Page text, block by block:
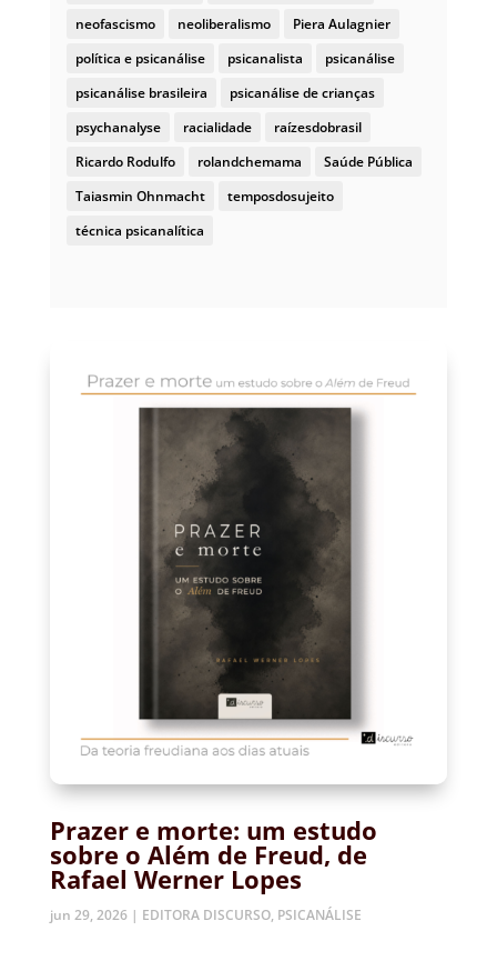
neofascismo
neoliberalismo
Piera Aulagnier
política e psicanálise
psicanalista
psicanálise
psicanálise brasileira
psicanálise de crianças
psychanalyse
racialidade
raízesdobrasil
Ricardo Rodulfo
rolandchemama
Saúde Pública
Taiasmin Ohnmacht
temposdosujeito
técnica psicanalítica
Prazer e morte: um estudo
sobre o Além de Freud, de
Rafael Werner Lopes
jun 29, 2026| EDITORA DISCURSO, PSICANÁLISE